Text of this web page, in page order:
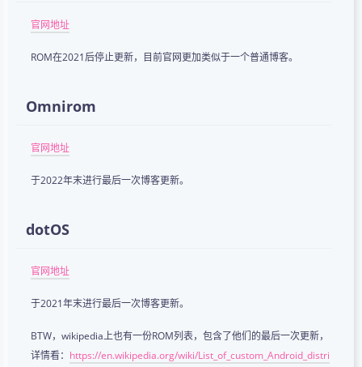
官网地址
ROM在2021后停止更新，目前官网更加类似于一个普通博客。
Omnirom
官网地址
于2022年末进行最后一次博客更新。
dotOS
官网地址
于2021年末进行最后一次博客更新。
BTW，wikipedia上也有一份ROM列表，包含了他们的最后一次更新，
详情看： https://en.wikipedia.org/wiki/List_of_custom_Android_distri